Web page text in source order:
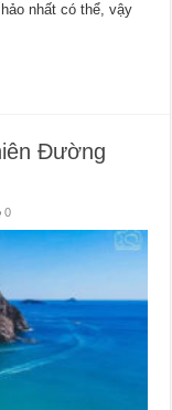
nhất có thể, vậy
Đường
0